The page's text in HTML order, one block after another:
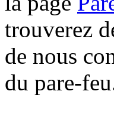
trouverez
de nous
du pare-